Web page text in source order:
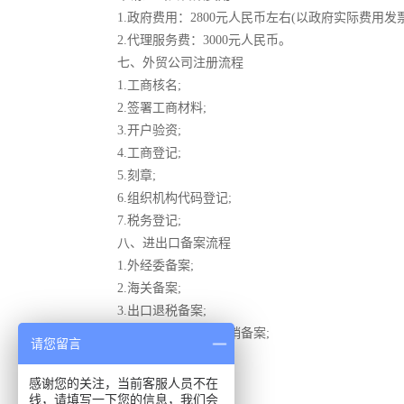
1.政府费用：2800元人民币左右(以政府实际费用发
2.代理服务费：3000元人民币。
七、外贸公司注册流程
1.工商核名;
2.签署工商材料;
3.开户验资;
4.工商登记;
5.刻章;
6.组织机构代码登记;
7.税务登记;
八、进出口备案流程
1.外经委备案;
2.海关备案;
3.出口退税备案;
4.外汇登记及外汇核销备案;
6.检验检疫备案;
请您留言
感谢您的关注，当前客服人员不在
线，请填写一下您的信息，我们会